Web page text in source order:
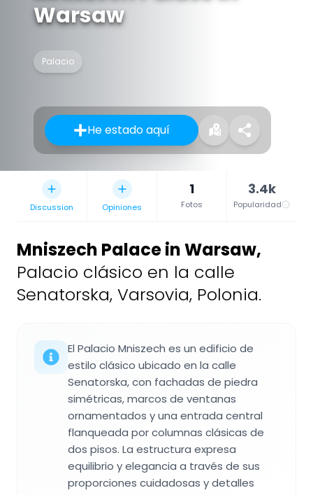
Warsaw
Palacio
He estado aquí
Discussion Opiniones
1
Fotos
3.4k
Popularidad
Mniszech Palace in Warsaw,
Palacio clásico en la calle
Senatorska, Varsovia, Polonia.
El Palacio Mniszech es un edificio de
estilo clásico ubicado en la calle
Senatorska, con fachadas de piedra
simétricas, marcos de ventanas
ornamentados y una entrada central
flanqueada por columnas clásicas de
dos pisos. La estructura expresa
equilibrio y elegancia a través de sus
proporciones cuidadosas y detalles